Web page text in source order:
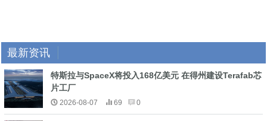
最新资讯
特斯拉与SpaceX将投入168亿美元 在得州建设Terafab芯
片工厂
2026-08-07 69 0